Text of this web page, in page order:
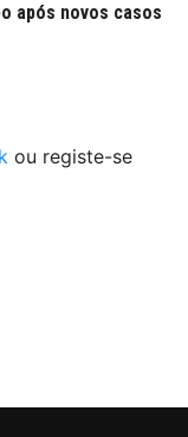
após novos casos
ou registe-se